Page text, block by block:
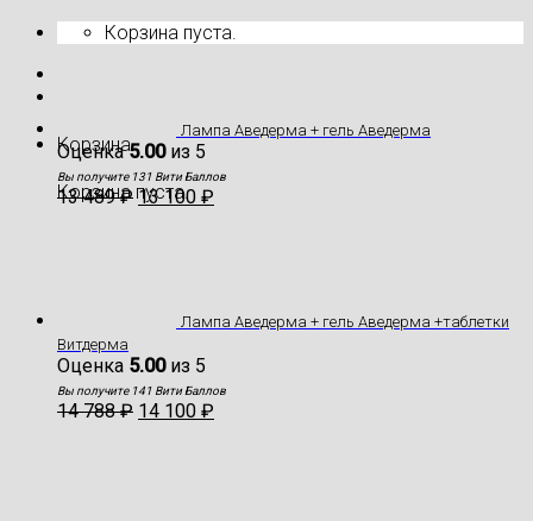
Корзина пуста.
Корзина
Корзина пуста.
Лампа Аведерма + гель Аведерма
Оценка5.00из 5
Вы получите 131 Вити Баллов
13 489₽ 13 100 ₽
Лампа Аведерма + гель Аведерма +таблетки
Витдерма
Оценка 5.00из 5
Вы получите 141 Вити Баллов
14 788₽ 14 100 ₽